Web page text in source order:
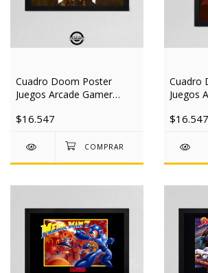
Cuadro Doom Poster
Juegos Arcade Gamer
$16.547
Cuadro
Juegos
$16.547